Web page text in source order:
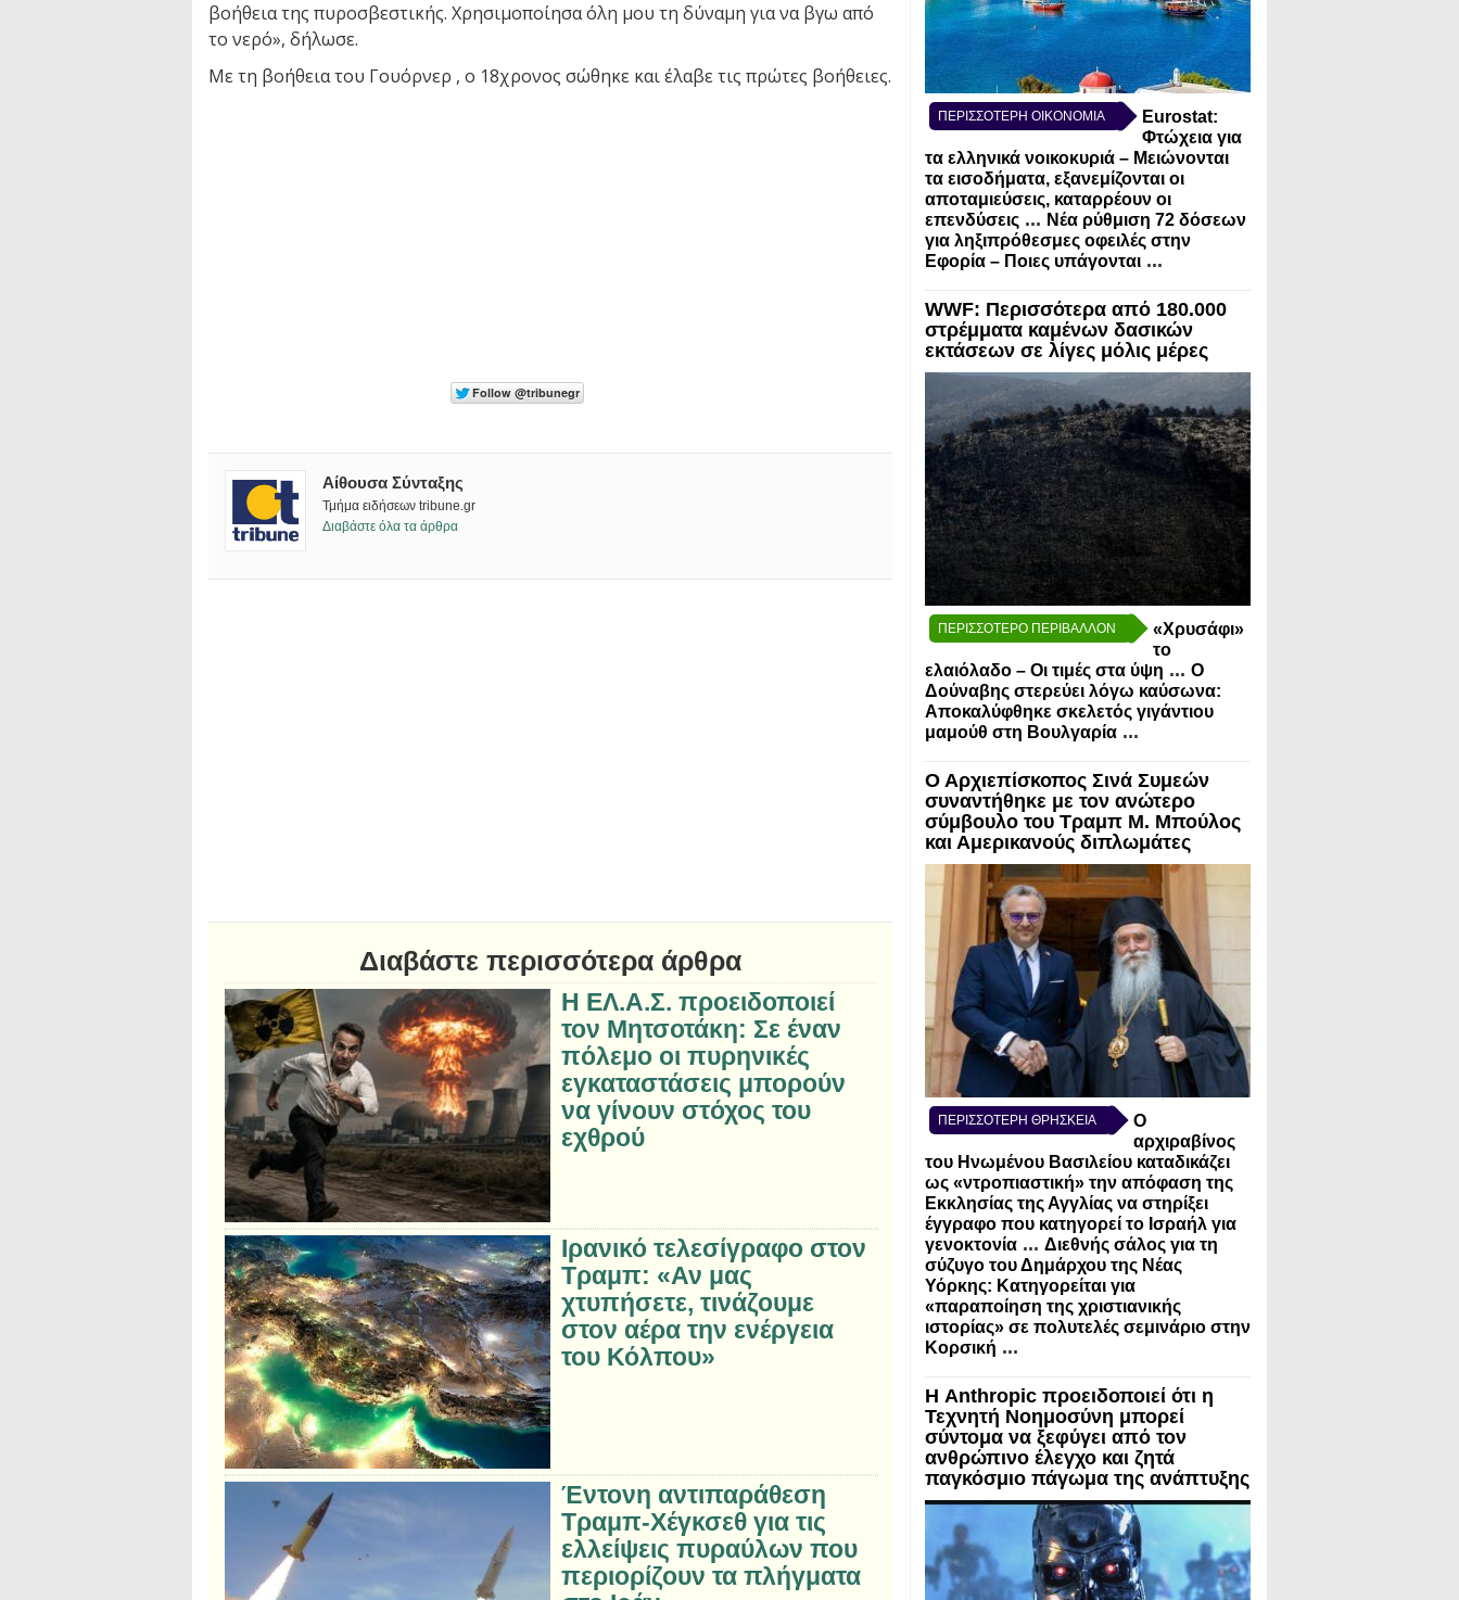
ΠΕΡΙΣΣΟΤΕΡΗ ΟΙΚΟΝΟΜΙΑ
Eurostat:
Φτώχεια για
τα ελληνικά νοικοκυριά – Μειώνονται
τα εισοδήματα, εξανεμίζονται οι
αποταμιεύσεις, καταρρέουν οι
επενδύσεις ... Νέα ρύθμιση 72 δόσεων
για ληξιπρόθεσμες οφειλές στην
Εφορία – Ποιες υπάγονται ...
WWF: Περισσότερα από 180.000
στρέμματα καμένων δασικών
εκτάσεων σε λίγες μόλις μέρες
ΠΕΡΙΣΣΟΤΕΡΟ ΠΕΡΙΒΑΛΛΟΝ
«Χρυσάφι»
το
ελαιόλαδο – Οι τιμές στα ύψη ... Ο
Δούναβης στερεύει λόγω καύσωνα:
Αποκαλύφθηκε σκελετός γιγάντιου
μαμούθ στη Βουλγαρία ...
Ο Αρχιεπίσκοπος Σινά Συμεών
συναντήθηκε με τον ανώτερο
σύμβουλο του Τραμπ Μ. Μπούλος
και Αμερικανούς διπλωμάτες
ΠΕΡΙΣΣΟΤΕΡΗ ΘΡΗΣΚΕΙΑ
Ο
αρχιραβίνος
του Ηνωμένου Βασιλείου καταδικάζει
ως «ντροπιαστική» την απόφαση της
Εκκλησίας της Αγγλίας να στηρίξει
έγγραφο που κατηγορεί το Ισραήλ για
γενοκτονία ... Διεθνής σάλος για τη
σύζυγο του Δημάρχου της Νέας
Υόρκης: Κατηγορείται για
«παραποίηση της χριστιανικής
ιστορίας» σε πολυτελές σεμινάριο στην
Κορσική ...
Η Anthropic προειδοποιεί ότι η
Τεχνητή Νοημοσύνη μπορεί
σύντομα να ξεφύγει από τον
ανθρώπινο έλεγχο και ζητά
παγκόσμιο πάγωμα της ανάπτυξης
βοήθεια της πυροσβεστικής. Χρησιμοποίησα όλη μου τη δύναμη για να βγω από
το νερό», δήλωσε.
Με τη βοήθεια του Γουόρνερ , ο 18χρονος σώθηκε και έλαβε τις πρώτες βοήθειες.
Αίθουσα Σύνταξης
Τμήμα ειδήσεων tribune.gr
Διαβάστε όλα τα άρθρα
Διαβάστε περισσότερα άρθρα
Η ΕΛ.Α.Σ. προειδοποιεί
τον Μητσοτάκη: Σε έναν
πόλεμο οι πυρηνικές
εγκαταστάσεις μπορούν
να γίνουν στόχος του
εχθρού
Ιρανικό τελεσίγραφο στον
Τραμπ: «Αν μας
χτυπήσετε, τινάζουμε
στον αέρα την ενέργεια
του Κόλπου»
Έντονη αντιπαράθεση
Τραμπ-Χέγκσεθ για τις
ελλείψεις πυραύλων που
περιορίζουν τα πλήγματα